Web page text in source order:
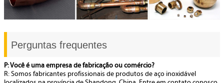
Perguntas frequentes
P: Você é uma empresa de fabricação ou comércio?
R: Somos fabricantes profissionais de produtos de aço inoxidável